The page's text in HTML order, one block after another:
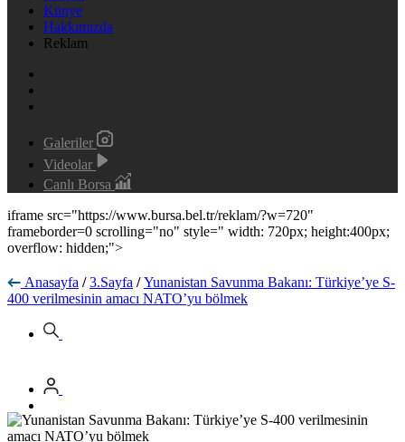
Künye
Hakkımızda
Reklam
Galeriler
Videolar
Canlı Borsa
iframe src="https://www.bursa.bel.tr/reklam/?w=720"
frameborder=0 scrolling="no" style=" width: 720px; height:400px;
overflow: hidden;">
Anasayfa / 3.Sayfa / Yunanistan Savunma Bakanı: Türkiye’ye S-
400 verilmesinin amacı NATO’yu bölmek